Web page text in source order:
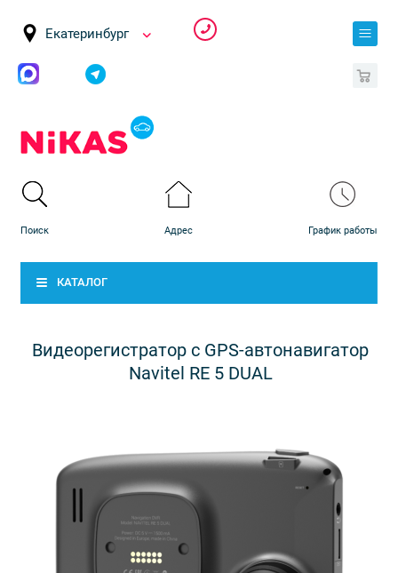
Екатеринбург
КАТАЛОГ
Видеорегистратор с GPS-автонавигатор
Navitel RE 5 DUAL